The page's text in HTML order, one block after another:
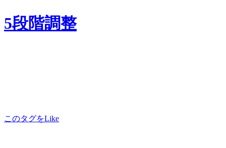
5段階調整
このタグをLike